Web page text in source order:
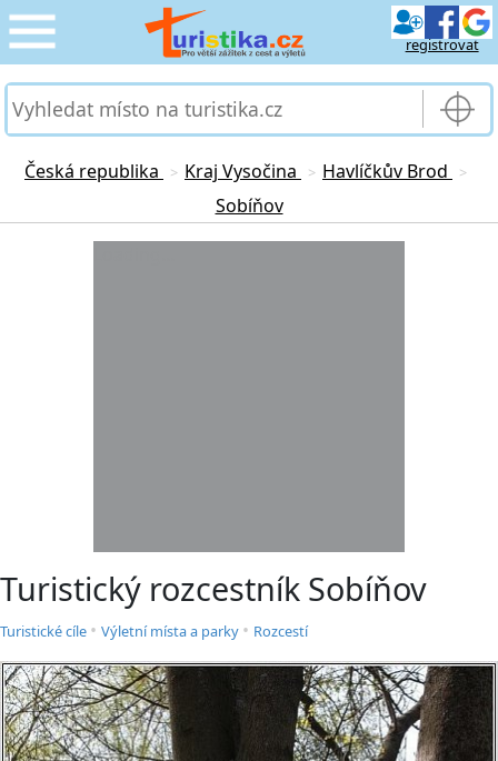
registrovat
CESTOVÁNÍ
SLUŽBY & DOPRAVA
Česká republika > Kraj Vysočina > Havlíčkův Brod >
Sobíňov
Turistický rozcestník Sobíňov
Turistické cíle • Výletní místa a parky • Rozcestí